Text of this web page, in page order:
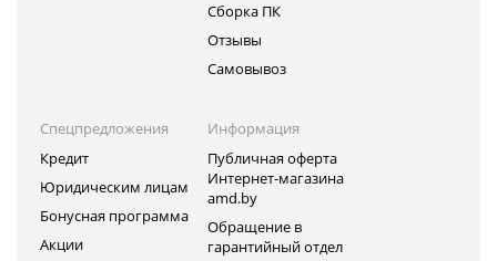
Сборка ПК
Отзывы
Самовывоз
Спецпредложения
Кредит
Юридическим лицам
Бонусная программа
Акции
Информация
Публичная оферта
Интернет-магазина
amd.by
Обращение в
гарантийный отдел